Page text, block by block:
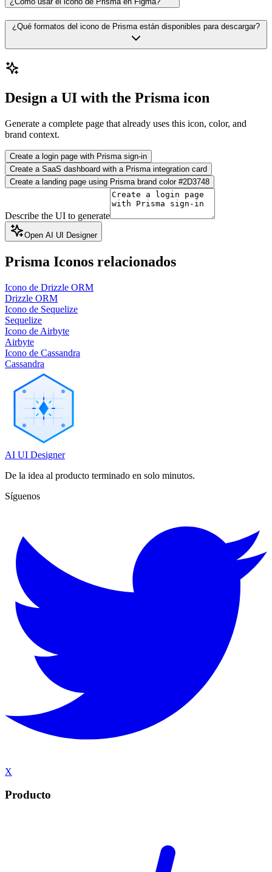
¿Qué formatos del icono de Prisma están disponibles para descargar?
Design a UI with the Prisma icon
Generate a complete page that already uses this icon, color, and
brand context.
Create a login page with Prisma sign-in
Create a SaaS dashboard with a Prisma integration card
Create a landing page using Prisma brand color #2D3748
Describe the UI to generate
Open AI UI Designer
Prisma Iconos relacionados
Icono de Drizzle ORM
Drizzle ORM
Icono de Sequelize
Sequelize
Icono de Airbyte
Airbyte
Icono de Cassandra
Cassandra
AI UI Designer
De la idea al producto terminado en solo minutos.
Síguenos
X
Producto